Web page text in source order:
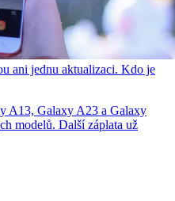
ani jednu aktualizaci. Kdo je
A13, Galaxy A23 a Galaxy
modelů. Další záplata už